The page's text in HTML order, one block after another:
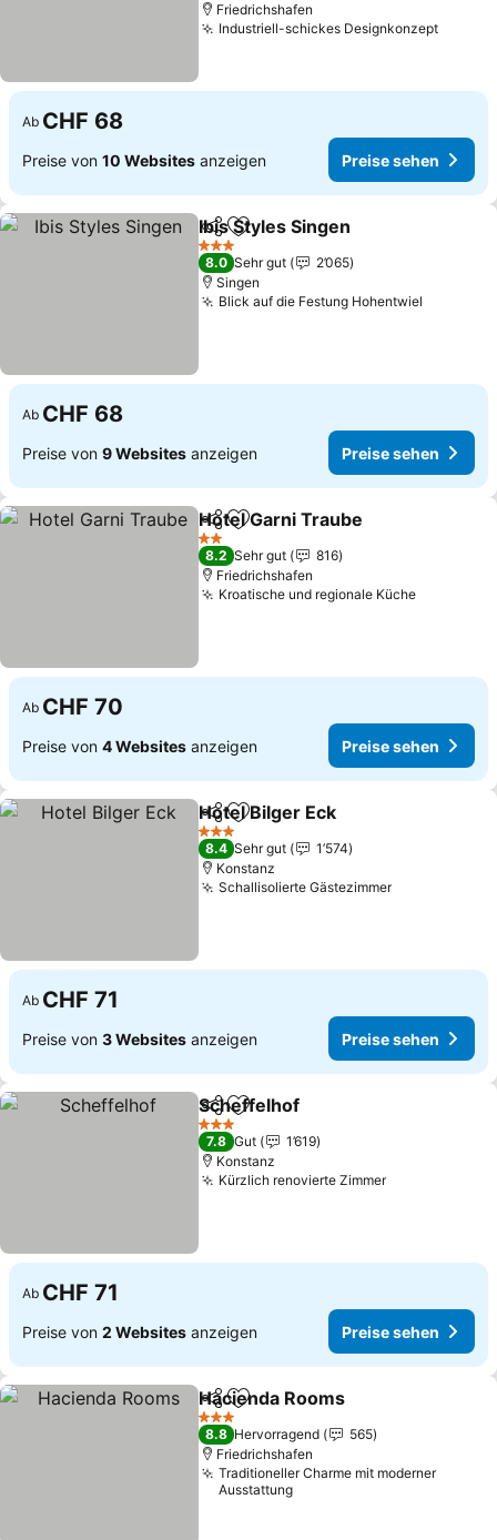
Friedrichshafen
Industriell-schickes Designkonzept
Ab CHF 68
Preise von 10 Websites anzeigen Preise sehen
TeilenZu Favoriten hinzufügen
Ibis Styles Singen
3 Sterne
8.0 Sehr gut
2’065
Singen
Blick auf die Festung Hohentwiel
Ab CHF 68
Preise von 9 Websites anzeigen Preise sehen
TeilenZu Favoriten hinzufügen
Hotel Garni Traube
2 Sterne
8.2 Sehr gut
816
Friedrichshafen
Kroatische und regionale Küche
Ab CHF 70
Preise von 4 Websites anzeigen Preise sehen
TeilenZu Favoriten hinzufügen
Hotel Bilger Eck
3 Sterne
8.4 Sehr gut
1’574
Konstanz
Schallisolierte Gästezimmer
Ab CHF 71
Preise von 3 Websites anzeigen Preise sehen
TeilenZu Favoriten hinzufügen
Scheffelhof
3 Sterne
7.8 Gut
1’619
Konstanz
Kürzlich renovierte Zimmer
Ab CHF 71
Preise von 2 Websites anzeigen Preise sehen
TeilenZu Favoriten hinzufügen
Hacienda Rooms
3 Sterne
8.8 Hervorragend
565
Friedrichshafen
Traditioneller Charme mit moderner
Ausstattung